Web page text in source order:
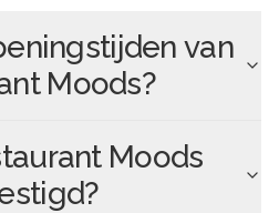
van
Moods?
Moods